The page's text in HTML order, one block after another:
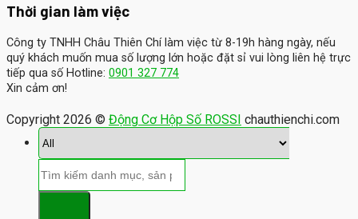
Thời gian làm việc
Công ty TNHH Châu Thiên Chí làm việc từ 8-19h hàng ngày, nếu
quý khách muốn mua số lượng lớn hoặc đặt sỉ vui lòng liên hệ trực
tiếp qua số Hotline: 0901 327 774
Xin cảm ơn!
Copyright 2026 © Động Cơ Hộp Số ROSSI chauthienchi.com